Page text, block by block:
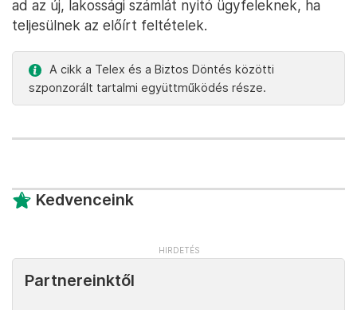
ad az új, lakossági számlát nyitó ügyfeleknek, ha
teljesülnek az előírt feltételek.
A cikk a Telex és a Biztos Döntés közötti
szponzorált tartalmi együttműködés része.
Kedvenceink
Partnereinktől